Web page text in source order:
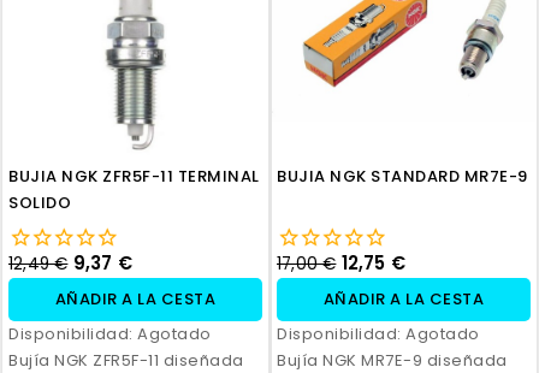
BUJIA NGK ZFR5F-11 TERMINAL
SOLIDO
12,49 € 9,37 €
AÑADIR A LA CESTA
Disponibilidad: Agotado
Bujía NGK ZFR5F-11 diseñada
BUJIA NGK STANDARD MR7E-9
17,00 € 12,75 €
AÑADIR A LA CESTA
Disponibilidad: Agotado
Bujía NGK MR7E-9 diseñada